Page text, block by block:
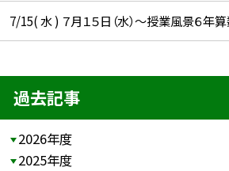
7/15( 水 ) ７月１５日（水）～授業風景６年
過去記事
2026年度
2025年度